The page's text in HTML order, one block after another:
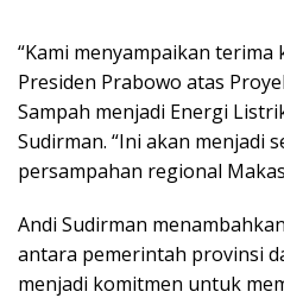
“Kami menyampaikan terima
Presiden Prabowo atas
Sampah menjadi Energi
Sudirman. “Ini akan menjadi
persampahan regional
Andi Sudirman
antara pemerintah provinsi
menjadi komitmen untuk